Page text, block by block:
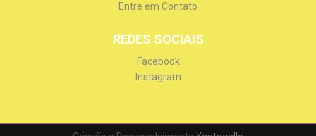
Entre em Contato
REDES SOCIAIS
Facebook
Instagram